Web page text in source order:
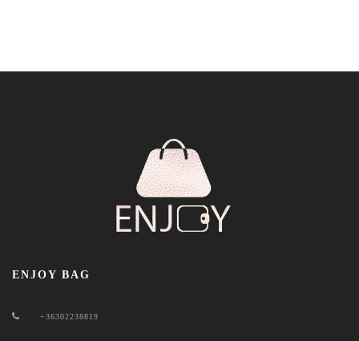
ENJOY BAG
+36302238819